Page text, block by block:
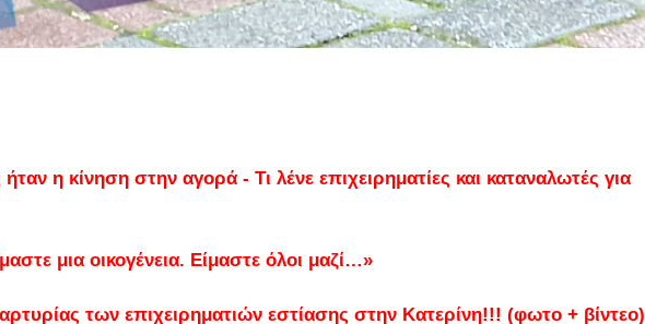
η κίνηση στην αγορά - Τι λένε επιχειρηματίες και καταναλωτές για
μια οικογένεια. Είμαστε όλοι μαζί…»
των επιχειρηματιών εστίασης στην Κατερίνη!!! (φωτο + βίντεο)